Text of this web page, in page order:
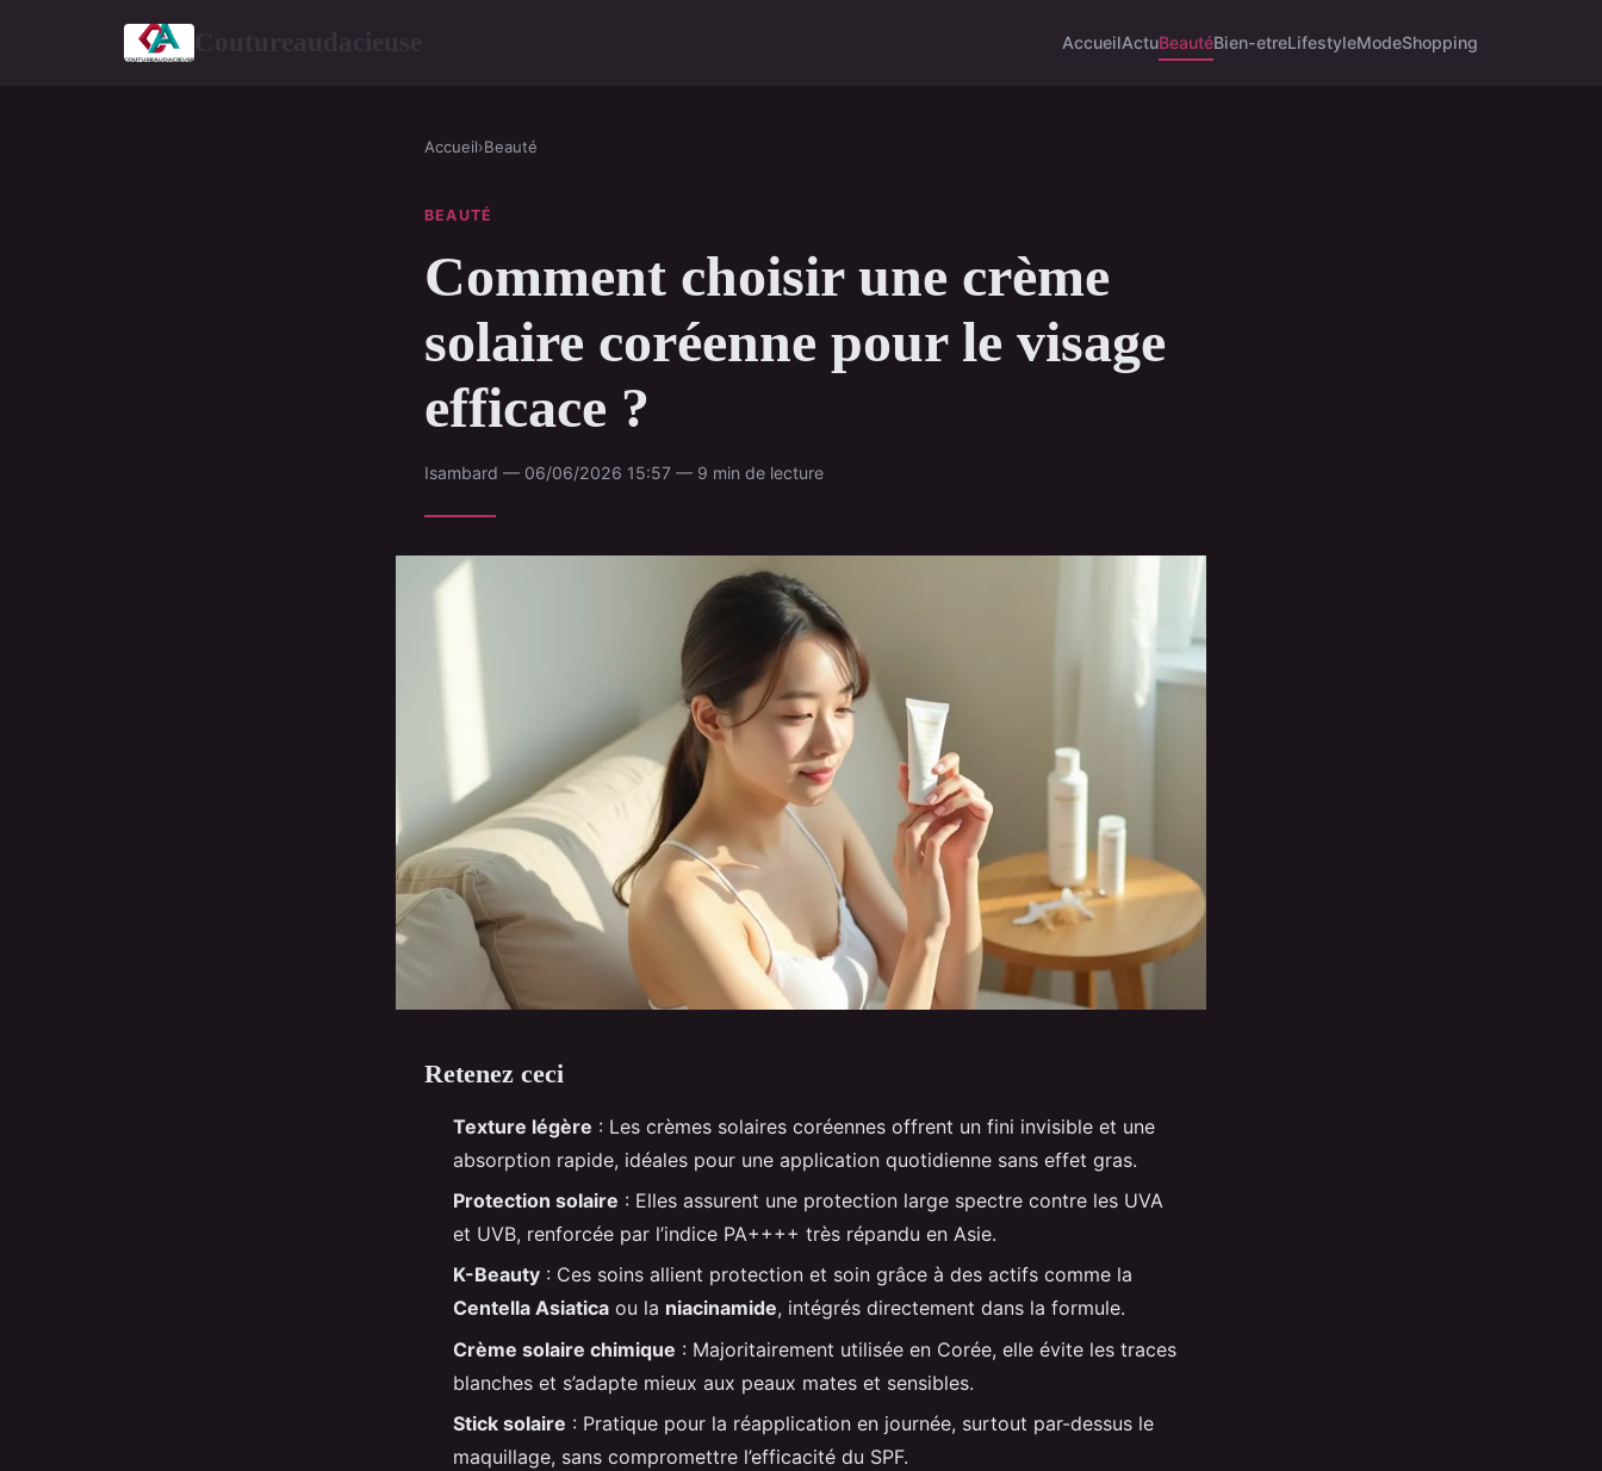
AccueilActuBeautéBien-etreLifestyleModeShopping
Accueil›Beauté
BEAUTÉ
Comment choisir une crème
solaire coréenne pour le visage
efficace ?
Isambard — 06/06/2026 15:57 — 9 min de lecture
Retenez ceci
Texture légère : Les crèmes solaires coréennes offrent un fini invisible et une
absorption rapide, idéales pour une application quotidienne sans effet gras.
Protection solaire : Elles assurent une protection large spectre contre les UVA
et UVB, renforcée par l’indice PA++++ très répandu en Asie.
K-Beauty : Ces soins allient protection et soin grâce à des actifs comme la
Centella Asiatica ou la niacinamide, intégrés directement dans la formule.
Crème solaire chimique : Majoritairement utilisée en Corée, elle évite les traces
blanches et s’adapte mieux aux peaux mates et sensibles.
Stick solaire : Pratique pour la réapplication en journée, surtout par-dessus le
maquillage, sans compromettre l’efficacité du SPF.